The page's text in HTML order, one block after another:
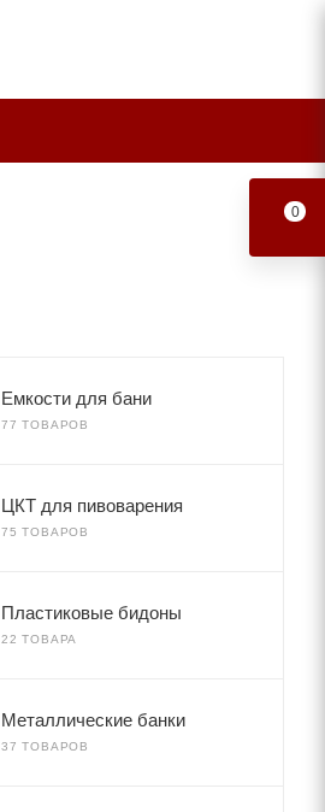
Емкости для бани
77 ТОВАРОВ
ЦКТ для пивоварения
75 ТОВАРОВ
Пластиковые бидоны
22 ТОВАРА
Металлические банки
37 ТОВАРОВ
0